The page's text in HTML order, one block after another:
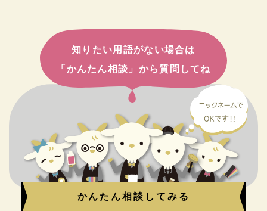
知りたい用語がない場合は
「かんたん相談」から質問してね
かんたん相談してみる